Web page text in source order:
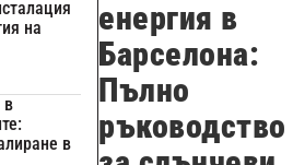
на
в
в
енергия в
Барселона:
Пълно
ръководство